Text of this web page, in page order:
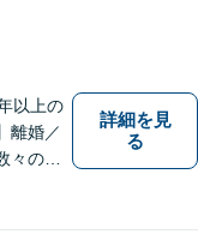
以上の
離婚／
の実
社会情
詳細を見
る